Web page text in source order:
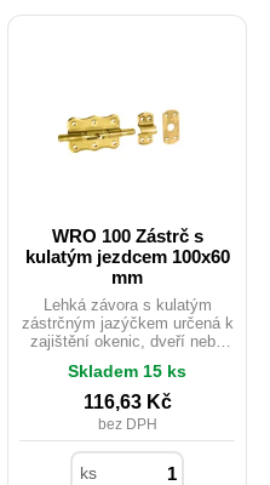
WRO 100 Zástrč s
kulatým jezdcem 100x60
mm
Lehká závora s kulatým
zástrčným jazýčkem určená k
zajištění okenic, dveří nebo
samovolnému otevření či
pohybu dvířek a vík.
Skladem 15 ks
116,63 Kč
bez DPH
ks